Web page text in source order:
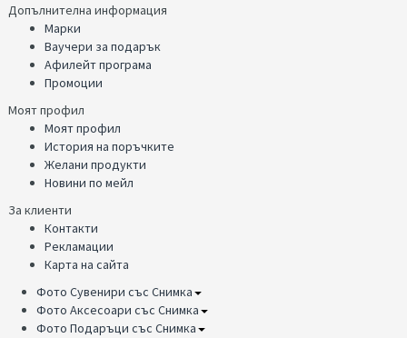
Допълнителна информация
Марки
Ваучери за подарък
Афилейт програма
Промоции
Моят профил
Моят профил
История на поръчките
Желани продукти
Новини по мейл
За клиенти
Контакти
Рекламации
Карта на сайта
Фото Сувенири със Снимка
Фото Аксесоари със Снимка
Фото Подаръци със Снимка